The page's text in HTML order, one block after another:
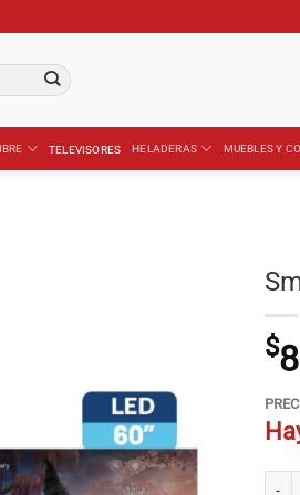
TELEVISORES HELADERAS MUEBLES Y
$